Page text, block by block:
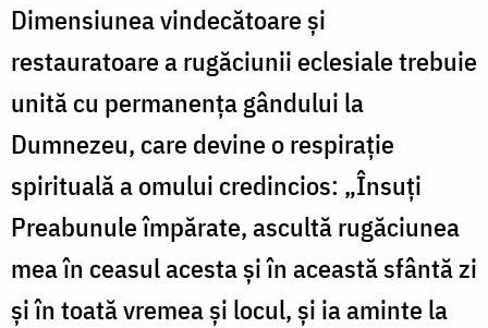
Dimensiunea vindecătoare şi
restauratoare a rugăciunii eclesiale trebuie
unită cu permanenţa gândului la
Dumnezeu, care devine o respiraţie
spirituală a omului credincios: „Însuţi
Preabunule împărate, ascultă rugăciunea
mea în ceasul acesta şi în această sfântă zi
şi în toată vremea şi locul, şi ia aminte la